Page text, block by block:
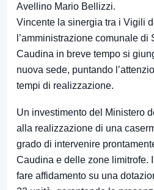
Avellino Mario Bellizzi.
Vincente la sinergia tra i Vigili
l’amministrazione comunale di
Caudina in breve tempo si
nuova sede, puntando
tempi di realizzazione.
Un investimento del Ministero
alla realizzazione di una
grado di intervenire
Caudina e delle zone limitrofe.
fare affidamento su una